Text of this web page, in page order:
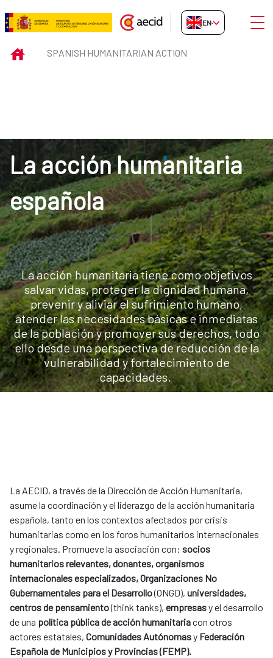
Skip to Main Content
SPANISH HUMANITARIAN
EN-GB
INICIOSPANISH HUMANITARIAN ACTION
La acción humanitaria
española
La acción humanitaria tiene como objetivos
salvar vidas, proteger la dignidad humana,
prevenir y aliviar el sufrimiento humano,
atender las necesidades básicas e inmediatas
de la población y promover sus derechos, todo
ello desde una perspectiva de reducción de la
vulnerabilidad y fortalecimiento de
capacidades.
La AECID, a través de la Dirección de Acción Humanitaria,
asume la coordinación y el liderazgo de la acción humanitaria
española, tanto en los contextos afectados por crisis
humanitarias como en los foros humanitarios internacionales
y regionales. Promueve la asociación con: socios
humanitarios relevantes, donantes, organismos
internacionales especializados, Organizaciones No
Gubernamentales para el Desarrollo(ONGD), universidades,
centros de pensamiento(think tanks), empresasy el desarrollo
de una política pública de acción humanitariacon otros
actores estatales, Comunidades Autónomasy Federación
Española de Municipios y Provincias (FEMP).